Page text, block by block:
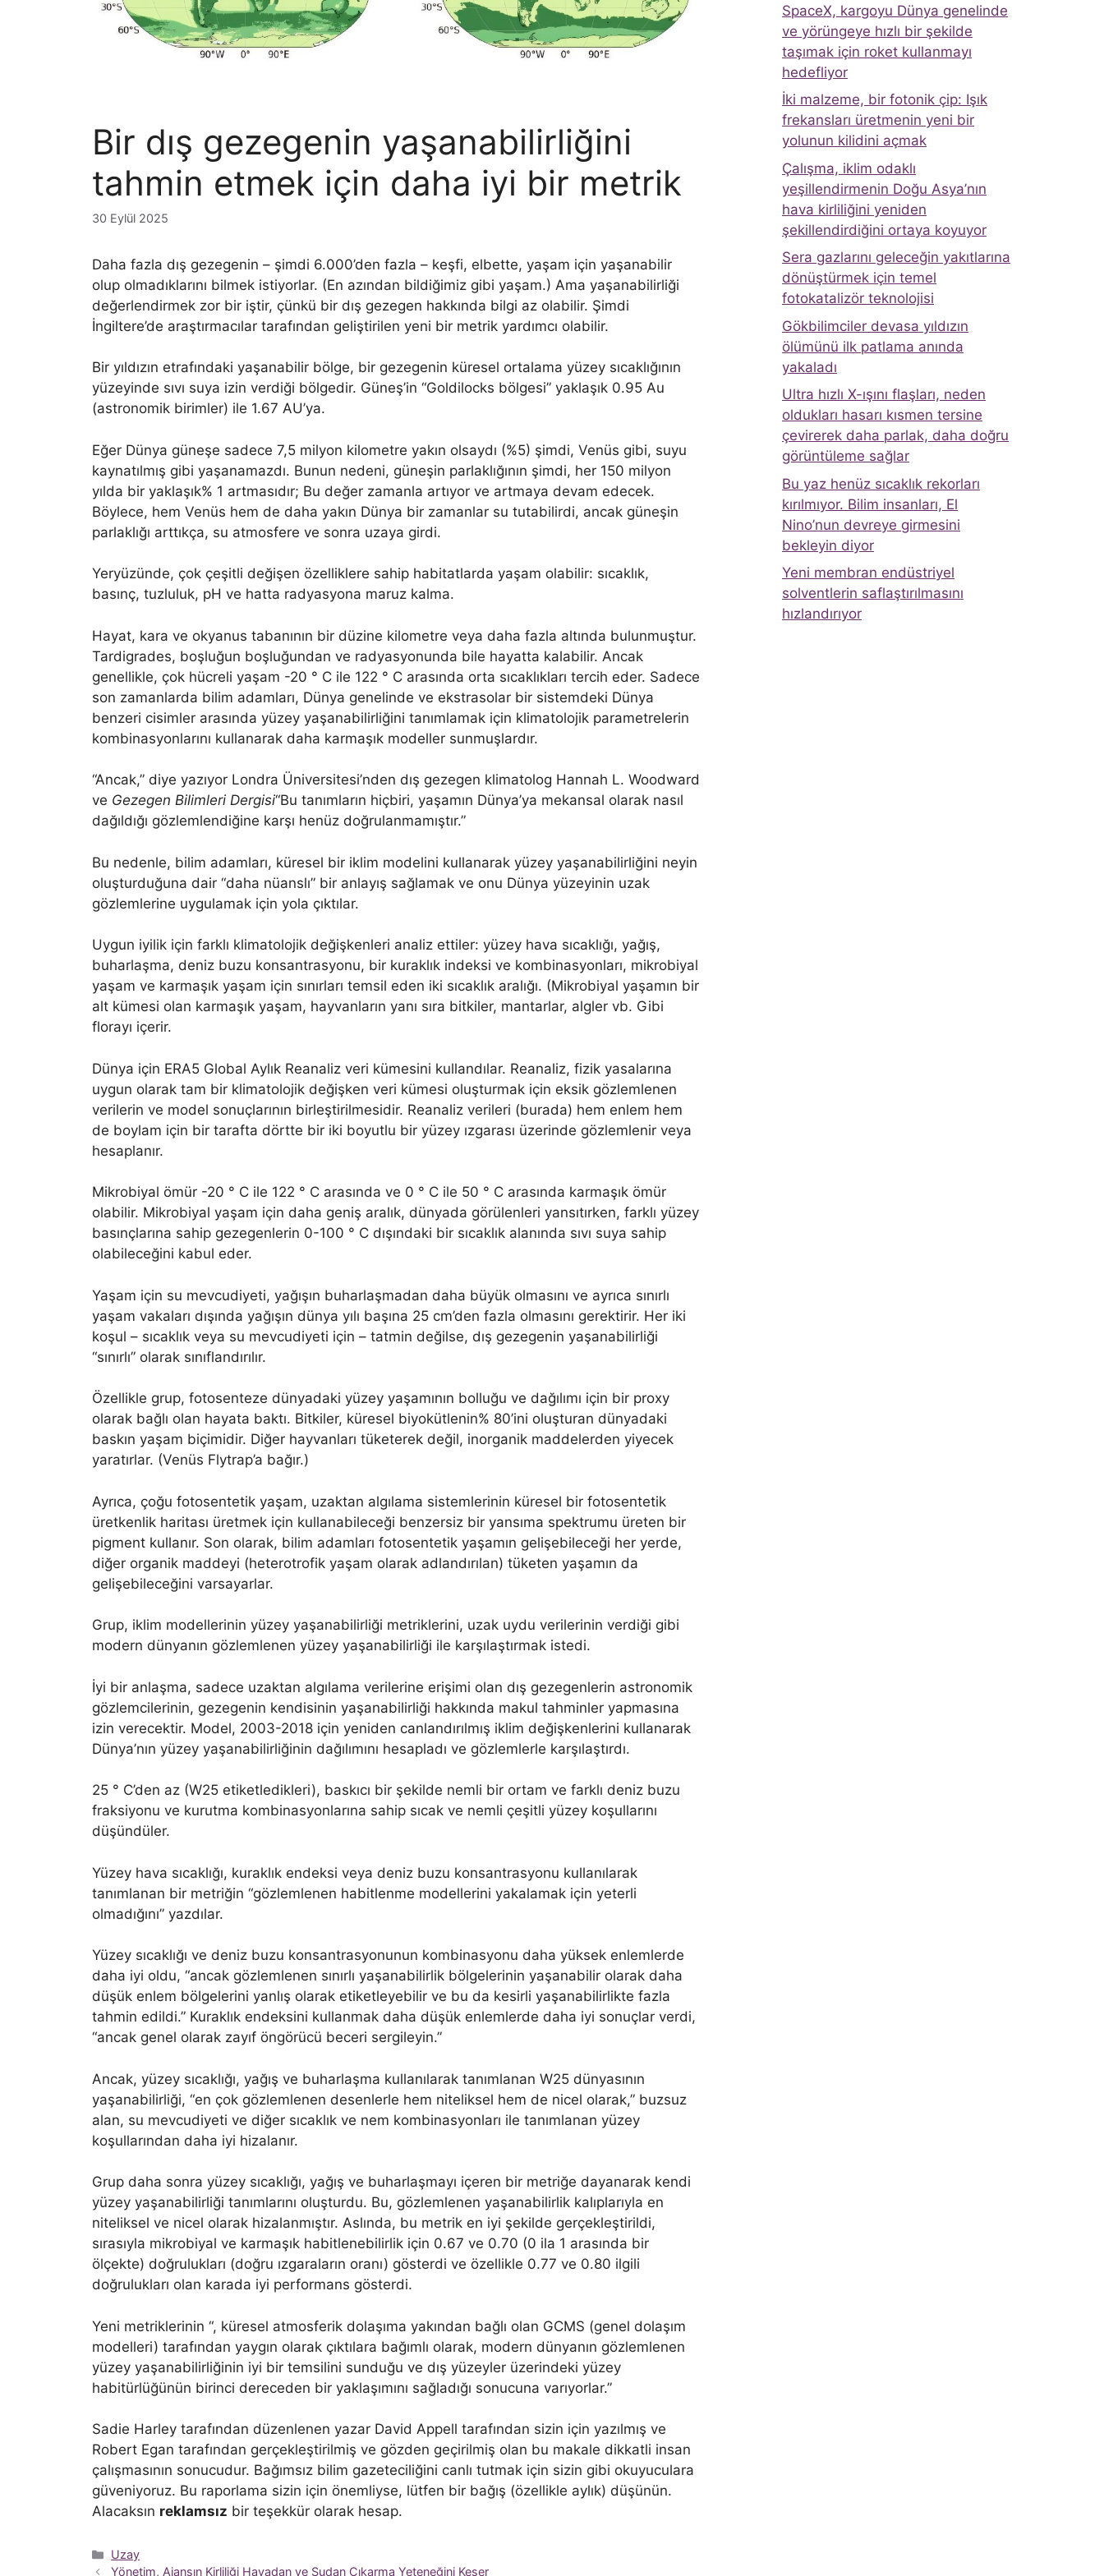
Bir dış gezegenin yaşanabilirliğini
tahmin etmek için daha iyi bir metrik
30 Eylül 2025
Daha fazla dış gezegenin – şimdi 6.000’den fazla – keşfi, elbette, yaşam için yaşanabilir
olup olmadıklarını bilmek istiyorlar. (En azından bildiğimiz gibi yaşam.) Ama yaşanabilirliği
değerlendirmek zor bir iştir, çünkü bir dış gezegen hakkında bilgi az olabilir. Şimdi
İngiltere’de araştırmacılar tarafından geliştirilen yeni bir metrik yardımcı olabilir.
Bir yıldızın etrafındaki yaşanabilir bölge, bir gezegenin küresel ortalama yüzey sıcaklığının
yüzeyinde sıvı suya izin verdiği bölgedir. Güneş’in “Goldilocks bölgesi” yaklaşık 0.95 Au
(astronomik birimler) ile 1.67 AU’ya.
Eğer Dünya güneşe sadece 7,5 milyon kilometre yakın olsaydı (%5) şimdi, Venüs gibi, suyu
kaynatılmış gibi yaşanamazdı. Bunun nedeni, güneşin parlaklığının şimdi, her 150 milyon
yılda bir yaklaşık% 1 artmasıdır; Bu değer zamanla artıyor ve artmaya devam edecek.
Böylece, hem Venüs hem de daha yakın Dünya bir zamanlar su tutabilirdi, ancak güneşin
parlaklığı arttıkça, su atmosfere ve sonra uzaya girdi.
Yeryüzünde, çok çeşitli değişen özelliklere sahip habitatlarda yaşam olabilir: sıcaklık,
basınç, tuzluluk, pH ve hatta radyasyona maruz kalma.
Hayat, kara ve okyanus tabanının bir düzine kilometre veya daha fazla altında bulunmuştur.
Tardigrades, boşluğun boşluğundan ve radyasyonunda bile hayatta kalabilir. Ancak
genellikle, çok hücreli yaşam -20 ° C ile 122 ° C arasında orta sıcaklıkları tercih eder. Sadece
son zamanlarda bilim adamları, Dünya genelinde ve ekstrasolar bir sistemdeki Dünya
benzeri cisimler arasında yüzey yaşanabilirliğini tanımlamak için klimatolojik parametrelerin
kombinasyonlarını kullanarak daha karmaşık modeller sunmuşlardır.
“Ancak,” diye yazıyor Londra Üniversitesi’nden dış gezegen klimatolog Hannah L. Woodward
ve Gezegen Bilimleri Dergisi“Bu tanımların hiçbiri, yaşamın Dünya’ya mekansal olarak nasıl
dağıldığı gözlemlendiğine karşı henüz doğrulanmamıştır.”
Bu nedenle, bilim adamları, küresel bir iklim modelini kullanarak yüzey yaşanabilirliğini neyin
oluşturduğuna dair “daha nüanslı” bir anlayış sağlamak ve onu Dünya yüzeyinin uzak
gözlemlerine uygulamak için yola çıktılar.
Uygun iyilik için farklı klimatolojik değişkenleri analiz ettiler: yüzey hava sıcaklığı, yağış,
buharlaşma, deniz buzu konsantrasyonu, bir kuraklık indeksi ve kombinasyonları, mikrobiyal
yaşam ve karmaşık yaşam için sınırları temsil eden iki sıcaklık aralığı. (Mikrobiyal yaşamın bir
alt kümesi olan karmaşık yaşam, hayvanların yanı sıra bitkiler, mantarlar, algler vb. Gibi
florayı içerir.
Dünya için ERA5 Global Aylık Reanaliz veri kümesini kullandılar. Reanaliz, fizik yasalarına
uygun olarak tam bir klimatolojik değişken veri kümesi oluşturmak için eksik gözlemlenen
verilerin ve model sonuçlarının birleştirilmesidir. Reanaliz verileri (burada) hem enlem hem
de boylam için bir tarafta dörtte bir iki boyutlu bir yüzey ızgarası üzerinde gözlemlenir veya
hesaplanır.
Mikrobiyal ömür -20 ° C ile 122 ° C arasında ve 0 ° C ile 50 ° C arasında karmaşık ömür
olabilir. Mikrobiyal yaşam için daha geniş aralık, dünyada görülenleri yansıtırken, farklı yüzey
basınçlarına sahip gezegenlerin 0-100 ° C dışındaki bir sıcaklık alanında sıvı suya sahip
olabileceğini kabul eder.
Yaşam için su mevcudiyeti, yağışın buharlaşmadan daha büyük olmasını ve ayrıca sınırlı
yaşam vakaları dışında yağışın dünya yılı başına 25 cm’den fazla olmasını gerektirir. Her iki
koşul – sıcaklık veya su mevcudiyeti için – tatmin değilse, dış gezegenin yaşanabilirliği
“sınırlı” olarak sınıflandırılır.
Özellikle grup, fotosenteze dünyadaki yüzey yaşamının bolluğu ve dağılımı için bir proxy
olarak bağlı olan hayata baktı. Bitkiler, küresel biyokütlenin% 80’ini oluşturan dünyadaki
baskın yaşam biçimidir. Diğer hayvanları tüketerek değil, inorganik maddelerden yiyecek
yaratırlar. (Venüs Flytrap’a bağır.)
Ayrıca, çoğu fotosentetik yaşam, uzaktan algılama sistemlerinin küresel bir fotosentetik
üretkenlik haritası üretmek için kullanabileceği benzersiz bir yansıma spektrumu üreten bir
pigment kullanır. Son olarak, bilim adamları fotosentetik yaşamın gelişebileceği her yerde,
diğer organik maddeyi (heterotrofik yaşam olarak adlandırılan) tüketen yaşamın da
gelişebileceğini varsayarlar.
Grup, iklim modellerinin yüzey yaşanabilirliği metriklerini, uzak uydu verilerinin verdiği gibi
modern dünyanın gözlemlenen yüzey yaşanabilirliği ile karşılaştırmak istedi.
İyi bir anlaşma, sadece uzaktan algılama verilerine erişimi olan dış gezegenlerin astronomik
gözlemcilerinin, gezegenin kendisinin yaşanabilirliği hakkında makul tahminler yapmasına
izin verecektir. Model, 2003-2018 için yeniden canlandırılmış iklim değişkenlerini kullanarak
Dünya’nın yüzey yaşanabilirliğinin dağılımını hesapladı ve gözlemlerle karşılaştırdı.
25 ° C’den az (W25 etiketledikleri), baskıcı bir şekilde nemli bir ortam ve farklı deniz buzu
fraksiyonu ve kurutma kombinasyonlarına sahip sıcak ve nemli çeşitli yüzey koşullarını
düşündüler.
Yüzey hava sıcaklığı, kuraklık endeksi veya deniz buzu konsantrasyonu kullanılarak
tanımlanan bir metriğin “gözlemlenen habitlenme modellerini yakalamak için yeterli
olmadığını” yazdılar.
Yüzey sıcaklığı ve deniz buzu konsantrasyonunun kombinasyonu daha yüksek enlemlerde
daha iyi oldu, “ancak gözlemlenen sınırlı yaşanabilirlik bölgelerinin yaşanabilir olarak daha
düşük enlem bölgelerini yanlış olarak etiketleyebilir ve bu da kesirli yaşanabilirlikte fazla
tahmin edildi.” Kuraklık endeksini kullanmak daha düşük enlemlerde daha iyi sonuçlar verdi,
“ancak genel olarak zayıf öngörücü beceri sergileyin.”
Ancak, yüzey sıcaklığı, yağış ve buharlaşma kullanılarak tanımlanan W25 dünyasının
yaşanabilirliği, “en çok gözlemlenen desenlerle hem niteliksel hem de nicel olarak,” buzsuz
alan, su mevcudiyeti ve diğer sıcaklık ve nem kombinasyonları ile tanımlanan yüzey
koşullarından daha iyi hizalanır.
Grup daha sonra yüzey sıcaklığı, yağış ve buharlaşmayı içeren bir metriğe dayanarak kendi
yüzey yaşanabilirliği tanımlarını oluşturdu. Bu, gözlemlenen yaşanabilirlik kalıplarıyla en
niteliksel ve nicel olarak hizalanmıştır. Aslında, bu metrik en iyi şekilde gerçekleştirildi,
sırasıyla mikrobiyal ve karmaşık habitlenebilirlik için 0.67 ve 0.70 (0 ila 1 arasında bir
ölçekte) doğrulukları (doğru ızgaraların oranı) gösterdi ve özellikle 0.77 ve 0.80 ilgili
doğrulukları olan karada iyi performans gösterdi.
Yeni metriklerinin “, küresel atmosferik dolaşıma yakından bağlı olan GCMS (genel dolaşım
modelleri) tarafından yaygın olarak çıktılara bağımlı olarak, modern dünyanın gözlemlenen
yüzey yaşanabilirliğinin iyi bir temsilini sunduğu ve dış yüzeyler üzerindeki yüzey
habitürlüğünün birinci dereceden bir yaklaşımını sağladığı sonucuna varıyorlar.”
Sadie Harley tarafından düzenlenen yazar David Appell tarafından sizin için yazılmış ve
Robert Egan tarafından gerçekleştirilmiş ve gözden geçirilmiş olan bu makale dikkatli insan
çalışmasının sonucudur. Bağımsız bilim gazeteciliğini canlı tutmak için sizin gibi okuyuculara
güveniyoruz. Bu raporlama sizin için önemliyse, lütfen bir bağış (özellikle aylık) düşünün.
Alacaksın reklamsız bir teşekkür olarak hesap.
Kategoriler
Uzay
Yönetim, Ajansın Kirliliği Havadan ve Sudan Çıkarma Yeteneğini Keser
SpaceX, kargoyu Dünya genelinde
ve yörüngeye hızlı bir şekilde
taşımak için roket kullanmayı
hedefliyor
İki malzeme, bir fotonik çip: Işık
frekansları üretmenin yeni bir
yolunun kilidini açmak
Çalışma, iklim odaklı
yeşillendirmenin Doğu Asya’nın
hava kirliliğini yeniden
şekillendirdiğini ortaya koyuyor
Sera gazlarını geleceğin yakıtlarına
dönüştürmek için temel
fotokatalizör teknolojisi
Gökbilimciler devasa yıldızın
ölümünü ilk patlama anında
yakaladı
Ultra hızlı X-ışını flaşları, neden
oldukları hasarı kısmen tersine
çevirerek daha parlak, daha doğru
görüntüleme sağlar
Bu yaz henüz sıcaklık rekorları
kırılmıyor. Bilim insanları, El
Nino’nun devreye girmesini
bekleyin diyor
Yeni membran endüstriyel
solventlerin saflaştırılmasını
hızlandırıyor